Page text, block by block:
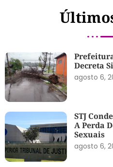
Decreta
agosto 6,
STJ
A Perda
Sexuais
agosto 6,